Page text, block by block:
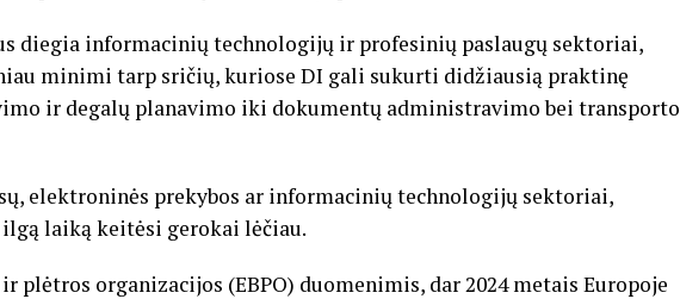
diegia informacinių technologijų ir profesinių paslaugų sektoriai,
minimi tarp sričių, kuriose DI gali sukurti didžiausią praktinę
ir degalų planavimo iki dokumentų administravimo bei transporto
elektroninės prekybos ar informacinių technologijų sektoriai,
laiką keitėsi gerokai lėčiau.
plėtros organizacijos (EBPO) duomenimis, dar 2024 metais Europoje